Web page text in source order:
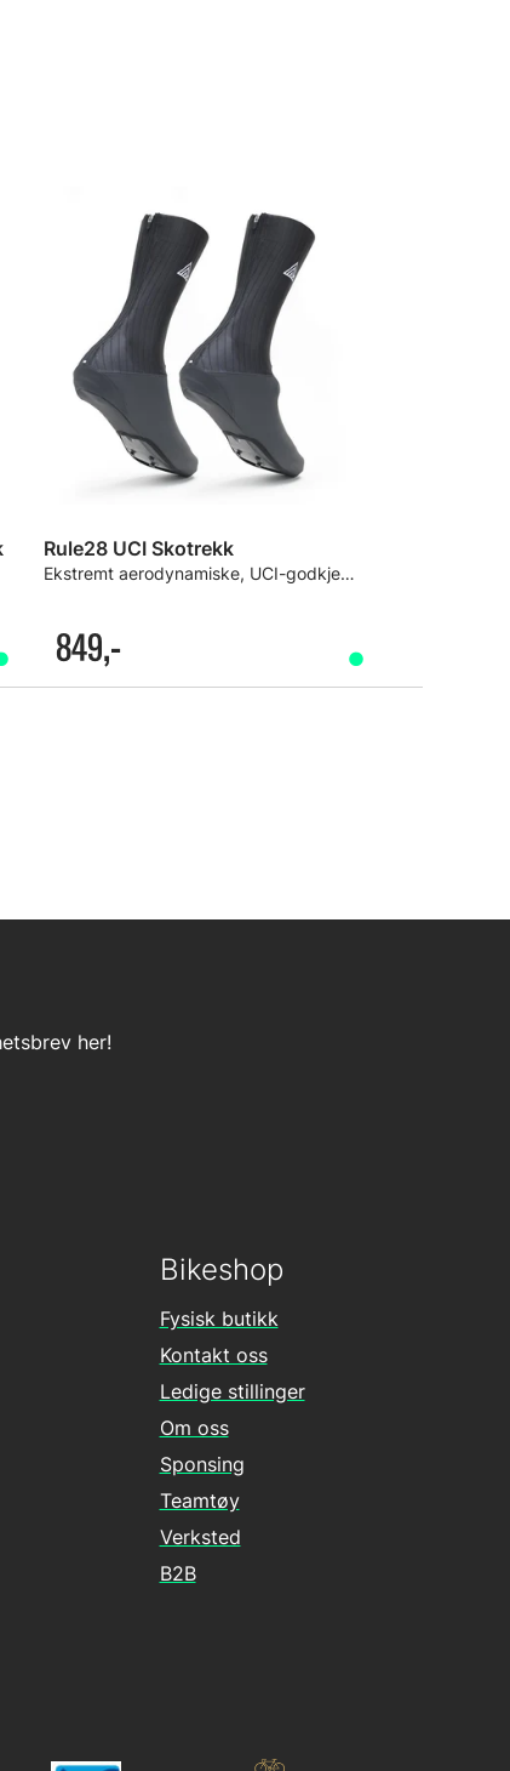
Rule28 UCI Skotrekk
Ekstremt aerodynamiske, UCI-godkjente!
849,-
her!
Bikeshop
Fysisk butikk
Kontakt oss
Ledige stillinger
Om oss
Sponsing
Teamtøy
Verksted
B2B